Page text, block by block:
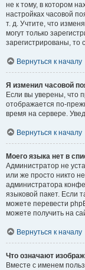
не к тому, в котором
настройках часовой
т. д. Учтите, что
могут только
зарегистрированы, то
Вернуться к началу
Я изменил часовой
Если вы уверены, что
отображается по-
время на сервере.
Вернуться к началу
Моего языка нет в
Администратор не
или же просто никто
администратора
языковой пакет. Если
можете перевести
можете получить на
Вернуться к началу
Что означают
Вместе с именем